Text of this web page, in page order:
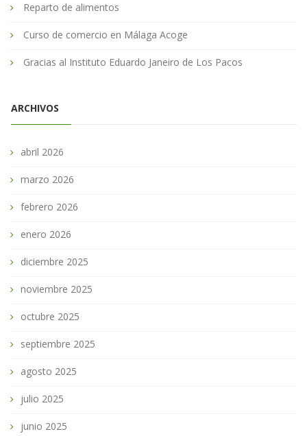
Reparto de alimentos
Curso de comercio en Málaga Acoge
Gracias al Instituto Eduardo Janeiro de Los Pacos
ARCHIVOS
abril 2026
marzo 2026
febrero 2026
enero 2026
diciembre 2025
noviembre 2025
octubre 2025
septiembre 2025
agosto 2025
julio 2025
junio 2025